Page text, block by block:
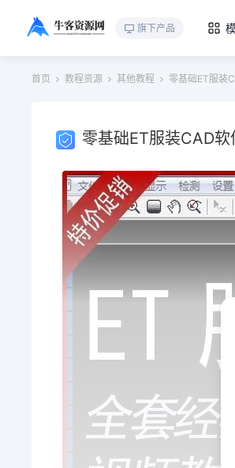
旗下产品
首页 教程资源 其他教程 零基础ET服装
零基础ET服装CAD